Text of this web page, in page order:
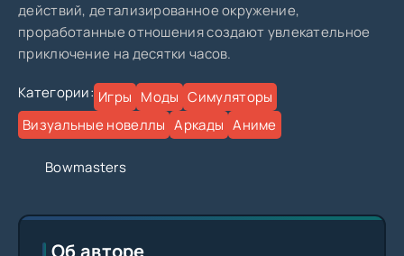
действий, детализированное окружение,
проработанные отношения создают увлекательное
приключение на десятки часов.
Категории: Игры Моды Симуляторы
Визуальные новеллы Аркады Аниме
Bowmasters